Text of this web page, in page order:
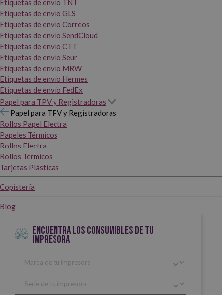
Etiquetas de envío TNT
Etiquetas de envío GLS
Etiquetas de envío Correos
Etiquetas de envío SendCloud
Etiquetas de envío CTT
Etiquetas de envío Seur
Etiquetas de envío MRW
Etiquetas de envío Hermes
Etiquetas de envío FedEx
Papel para TPV y Registradoras
Papel para TPV y Registradoras
Rollos Papel Electra
Papeles Térmicos
Rollos Electra
Rollos Térmicos
Tarjetas Plásticas
Copistería
Blog
ENCUENTRA LOS CONSUMIBLES DE TU
IMPRESORA